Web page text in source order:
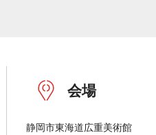
会場
静岡市東海道広重美術館